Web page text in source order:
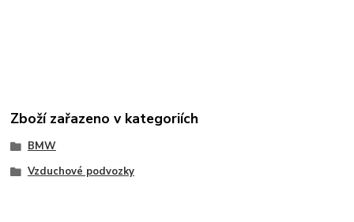
Zboží zařazeno v kategoriích
BMW
Vzduchové podvozky